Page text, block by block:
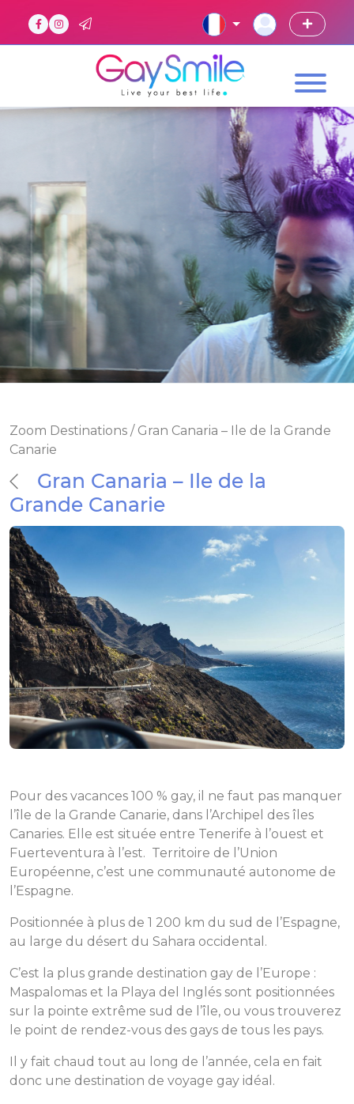
Zoom Destinations / Gran Canaria – Ile de la Grande
Canarie
Gran Canaria – Ile de la
Grande Canarie
Pour des vacances 100 % gay, il ne faut pas manquer
l’île de la Grande Canarie, dans l’Archipel des îles
Canaries. Elle est située entre Tenerife à l’ouest et
Fuerteventura à l’est. Territoire de l’Union
Européenne, c’est une communauté autonome de
l’Espagne.
Positionnée à plus de 1 200 km du sud de l’Espagne,
au large du désert du Sahara occidental.
C’est la plus grande destination gay de l’Europe :
Maspalomas et la Playa del Inglés sont positionnées
sur la pointe extrême sud de l’île, ou vous trouverez
le point de rendez-vous des gays de tous les pays.
Il y fait chaud tout au long de l’année, cela en fait
donc une destination de voyage gay idéal.